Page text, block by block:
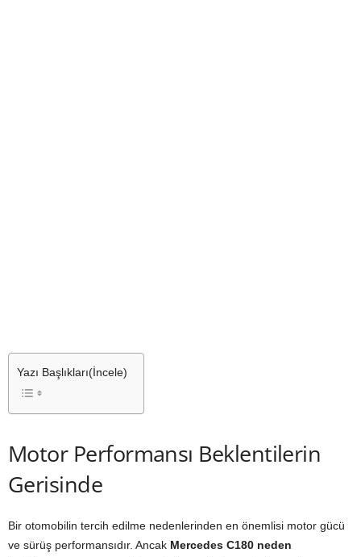
Yazı Başlıkları(İncele)
Motor Performansı Beklentilerin
Gerisinde
Bir otomobilin tercih edilme nedenlerinden en önemlisi motor gücü
ve sürüş performansıdır. Ancak Mercedes C180 neden